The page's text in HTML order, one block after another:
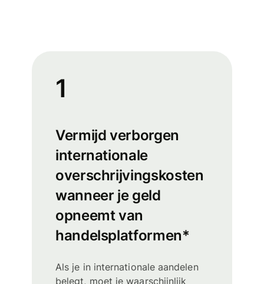
1
Vermijd verborgen
internationale
overschrijvingskosten
wanneer je geld
opneemt van
handelsplatformen*
Als je in internationale aandelen
belegt, moet je waarschijnlijk